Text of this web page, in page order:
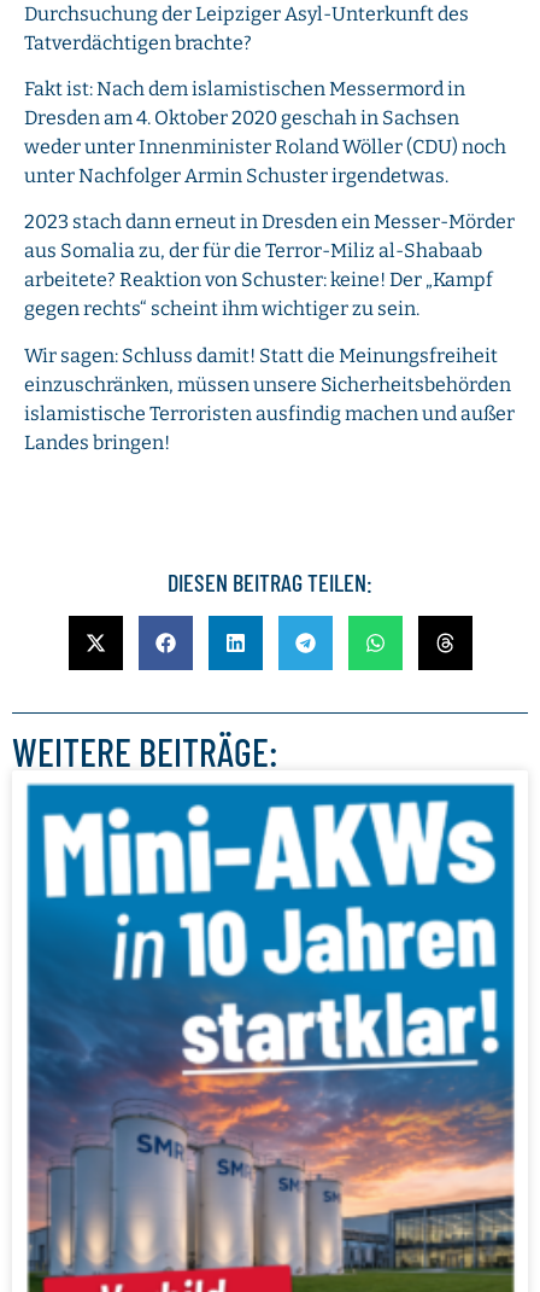
Durchsuchung der Leipziger Asyl-Unterkunft des
Tatverdächtigen brachte?
Fakt ist: Nach dem islamistischen Messermord in
Dresden am 4. Oktober 2020 geschah in Sachsen
weder unter Innenminister Roland Wöller (CDU) noch
unter Nachfolger Armin Schuster irgendetwas.
2023 stach dann erneut in Dresden ein Messer-Mörder
aus Somalia zu, der für die Terror-Miliz al-Shabaab
arbeitete? Reaktion von Schuster: keine! Der „Kampf
gegen rechts“ scheint ihm wichtiger zu sein.
Wir sagen: Schluss damit! Statt die Meinungsfreiheit
einzuschränken, müssen unsere Sicherheitsbehörden
islamistische Terroristen ausfindig machen und außer
Landes bringen!
DIESEN BEITRAG TEILEN:
WEITERE BEITRÄGE: